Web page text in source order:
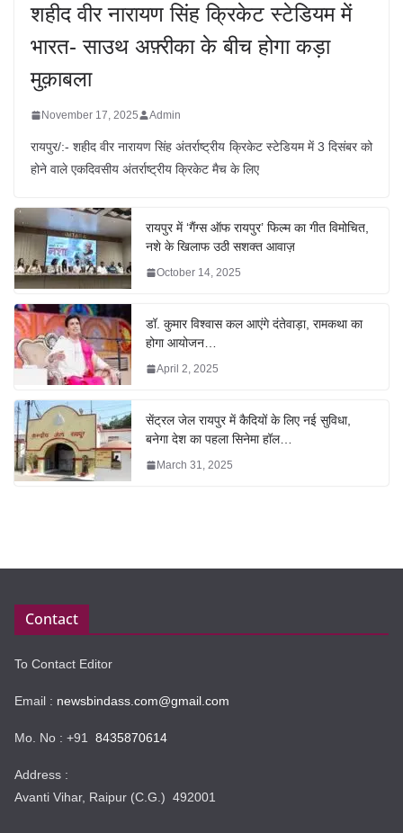
शहीद वीर नारायण सिंह क्रिकेट स्टेडियम में
भारत- साउथ अफ़्रीका के बीच होगा कड़ा
मुक़ाबला
November 17, 2025 Admin
रायपुर/:- शहीद वीर नारायण सिंह अंतर्राष्ट्रीय क्रिकेट स्टेडियम में 3 दिसंबर को
होने वाले एकदिवसीय अंतर्राष्ट्रीय क्रिकेट मैच के लिए
रायपुर में ‘गैंग्स ऑफ रायपुर’ फिल्म का गीत विमोचित,
नशे के खिलाफ उठी सशक्त आवाज़
October 14, 2025
डॉ. कुमार विश्वास कल आएंगे दंतेवाड़ा, रामकथा का
होगा आयोजन…
April 2, 2025
सेंट्रल जेल रायपुर में कैदियों के लिए नई सुविधा,
बनेगा देश का पहला सिनेमा हॉल…
March 31, 2025
Contact
To Contact Editor
Email : newsbindass.com@gmail.com
Mo. No : +91 8435870614
Address :
Avanti Vihar, Raipur (C.G.) 492001